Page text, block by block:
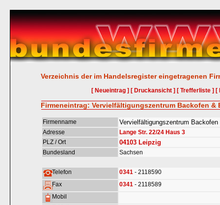
Verzeichnis der im Handelsregister eingetragenen
[ Neueintrag ] [ Druckansicht ] [ Trefferliste ] [
Firmeneintrag: Vervielfältigungszentrum Backofen &
Firmenname Vervielfältigungszentrum
Adresse
Lange Str. 22/24 Haus 3
PLZ / Ort
04103 Leipzig
Bundesland Sachsen
Telefon 0341 - 2118590
Fax
0341 - 2118589
Mobil